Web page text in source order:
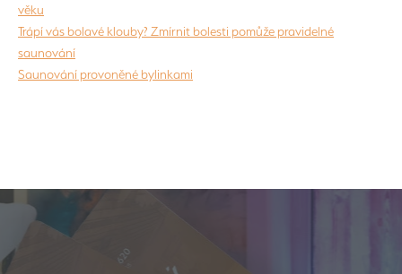
věku
Trápí vás bolavé klouby? Zmírnit bolesti pomůže pravidelné
saunování
Saunování provoněné bylinkami